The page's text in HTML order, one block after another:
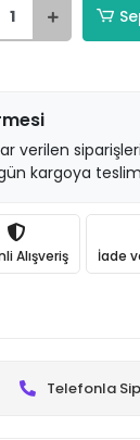
verilen
kargoya
Alışveriş İade
Telefonla